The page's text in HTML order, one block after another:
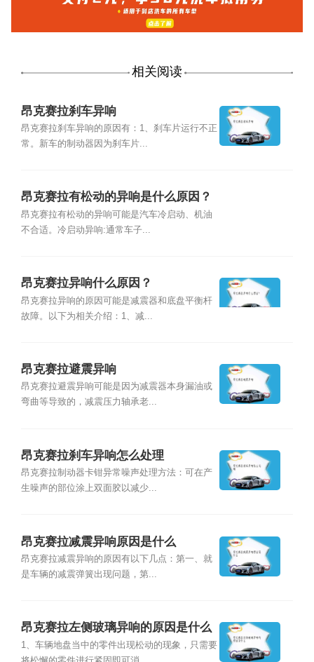
相关阅读
昂克赛拉刹车异响
昂克赛拉刹车异响的原因有：1、刹车片运行不正
常。新车的制动器因为刹车片...
昂克赛拉有松动的异响是什么原因？
昂克赛拉有松动的异响可能是汽车冷启动、机油
不合适。冷启动异响:通常车子...
昂克赛拉异响什么原因？
昂克赛拉异响的原因可能是减震器和底盘平衡杆
故障。以下为相关介绍：1、减...
昂克赛拉避震异响
昂克赛拉避震异响可能是因为减震器本身漏油或
弯曲等导致的，减震压力轴承老...
昂克赛拉刹车异响怎么处理
昂克赛拉制动器卡钳异常噪声处理方法：可在产
生噪声的部位涂上双面胶以减少...
昂克赛拉减震异响原因是什么
昂克赛拉减震异响的原因有以下几点：第一、就
是车辆的减震弹簧出现问题，第...
昂克赛拉左侧玻璃异响的原因是什么
1、车辆地盘当中的零件出现松动的现象，只需要